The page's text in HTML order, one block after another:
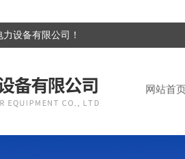
设备有限公司！
网站首